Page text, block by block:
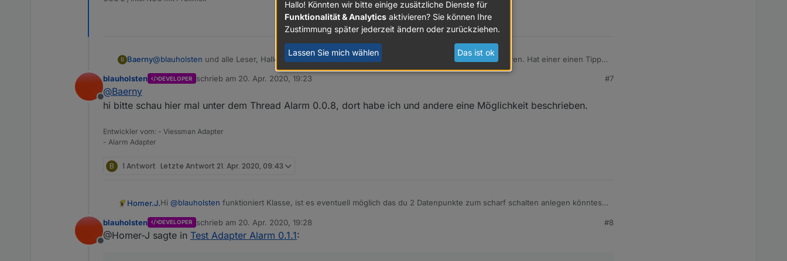
B Baerny@blauholsten
für mich, wie ich es anstellen kann, über das Keypad in meiner VIS die Daten an den Adapter zu übergeben. Wenn ich das
Passwort direkt in den Datenpunkt "toogle_Password" eingebe und das Häckchen setze wird die Anlage aktiviert bzw.
Gruß Baerny
Offline
blauholsten DEVELOPER schrieb am 20. Apr. 2020, 19:23
zuletzt editiert von
#7
@Baerny
hi bitte schau hier mal unter dem Thread Alarm 0.0.8, dort habe ich und andere eine Möglichkeit beschrieben.
Entwickler vom: - Viessman Adapter
- Alarm Adapter
B 1 Antwort Letzte Antwort 21. Apr. 2020, 09:43
Homer.J.Hi @blauholsten funktioniert Klasse, ist es eventuell möglich das du 2 Datenpunkte zum scharf schalten anlegen könntest
Fensterkontakte und Bewegungsmelder reinpackt, für intern scharf einen Datenpunkt zum schalten einer Innensirene bei
Auslösung wäre auch schön.
Grüße
Offline
blauholsten DEVELOPER schrieb am 20. Apr. 2020, 19:28
zuletzt editiert von
#8
@Homer-J sagte in Test Adapter Alarm 0.1.1:
Hallo! Könnten wir bitte einige zusätzliche Dienste für
Funktionalität & Analytics aktivieren? Sie können Ihre
Zustimmung später jederzeit ändern oder zurückziehen.
Lassen Sie mich wählen Das ist ok